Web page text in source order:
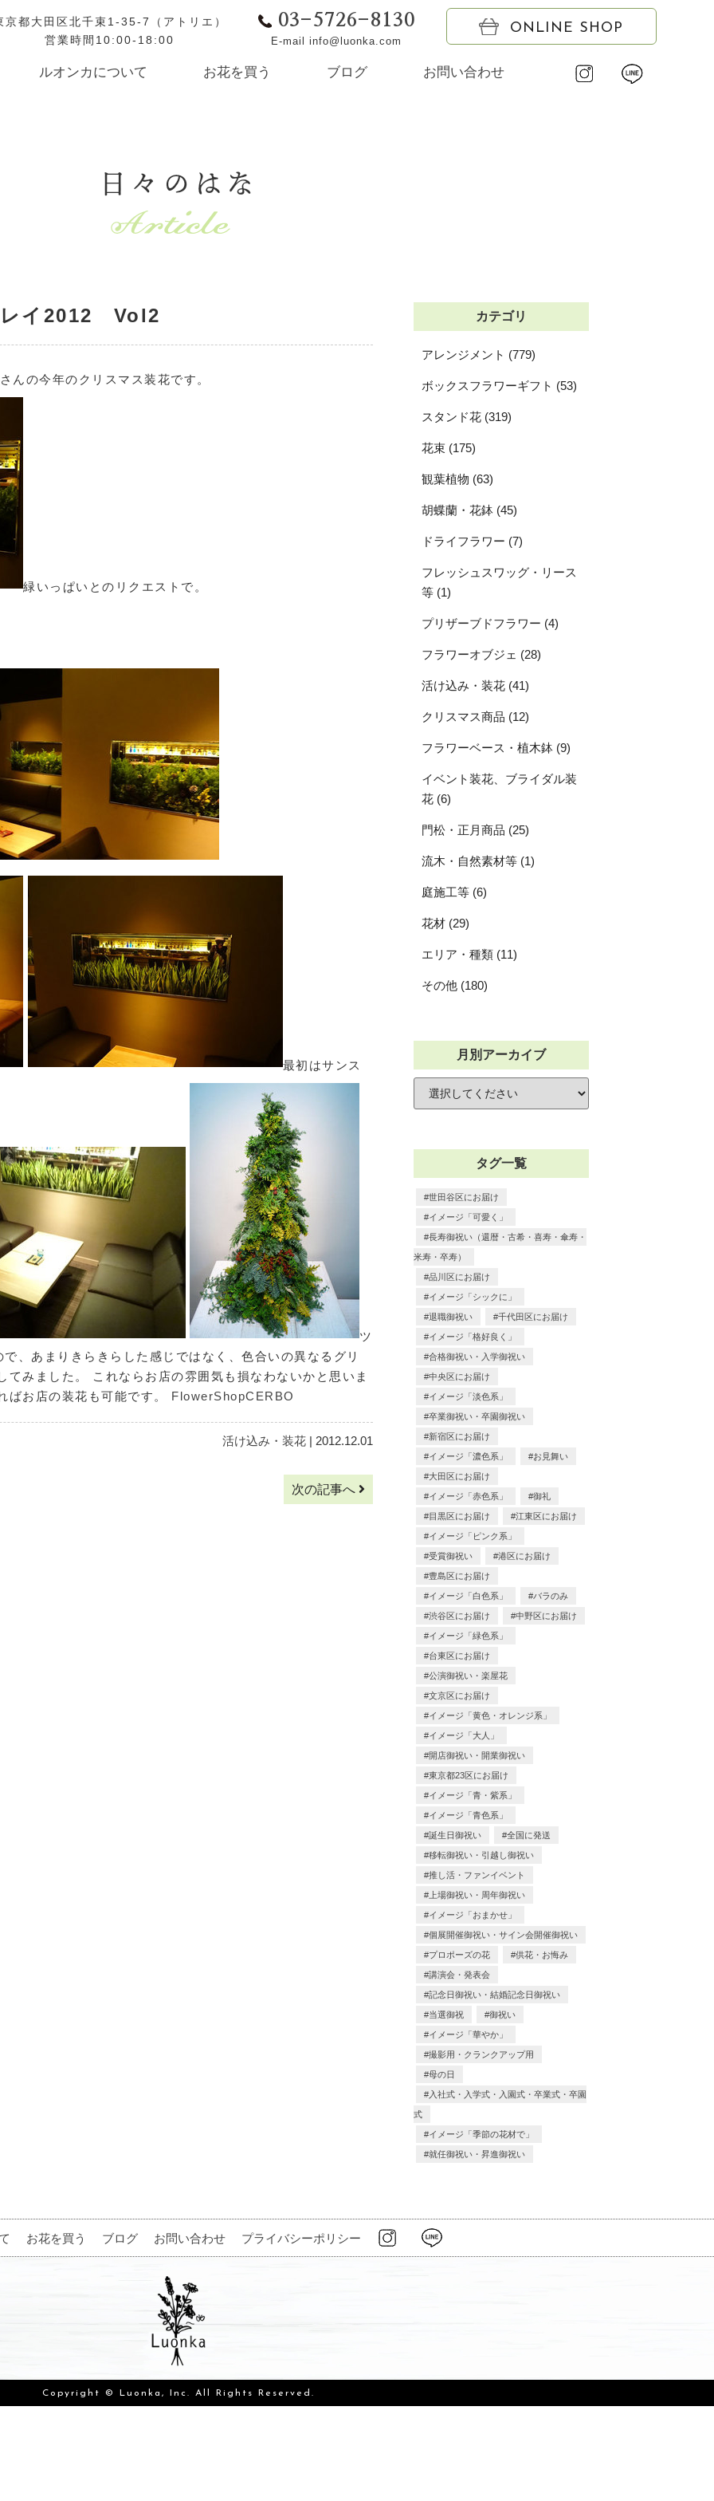
京都大田区北千束1-35-7（アトリエ）
営業時間10:00-18:00
03-5726-8130
E-mail info@luonka.com
ONLINE SHOP
ルオンカについて お花を買う ブログ お問い合わせ
日々のはな
イ2012 Vol2
んの今年のクリスマス装花です。
緑いっぱいとのリクエストで。
最初はサンス
ツ
、あまりきらきらした感じではなく、色合いの異なるグリ
てみました。 これならお店の雰囲気も損なわないかと思いま
ばお店の装花も可能です。 FlowerShopCERBO
活け込み・装花| 2012.12.01
次の記事へ
カテゴリ
アレンジメント (779)
ボックスフラワーギフト (53)
スタンド花 (319)
花束 (175)
観葉植物 (63)
胡蝶蘭・花鉢 (45)
ドライフラワー (7)
フレッシュスワッグ・リース
等 (1)
プリザーブドフラワー (4)
フラワーオブジェ (28)
活け込み・装花 (41)
クリスマス商品 (12)
フラワーベース・植木鉢 (9)
イベント装花、ブライダル装
花 (6)
門松・正月商品 (25)
流木・自然素材等 (1)
庭施工等 (6)
花材 (29)
エリア・種類 (11)
その他 (180)
月別アーカイブ
タグ一覧
世田谷区にお届け
イメージ「可愛く」
長寿御祝い（還暦・古希・喜寿・傘寿・
米寿・卒寿）
品川区にお届け
イメージ「シックに」
退職御祝い 千代田区にお届け
イメージ「格好良く」
合格御祝い・入学御祝い
中央区にお届け
イメージ「淡色系」
卒業御祝い・卒園御祝い
新宿区にお届け
イメージ「濃色系」 お見舞い
大田区にお届け
イメージ「赤色系」 御礼
目黒区にお届け 江東区にお届け
イメージ「ピンク系」
受賞御祝い 港区にお届け
豊島区にお届け
イメージ「白色系」 バラのみ
渋谷区にお届け 中野区にお届け
イメージ「緑色系」
台東区にお届け
公演御祝い・楽屋花
文京区にお届け
イメージ「黄色・オレンジ系」
イメージ「大人」
開店御祝い・開業御祝い
東京都23区にお届け
イメージ「青・紫系」
イメージ「青色系」
誕生日御祝い 全国に発送
移転御祝い・引越し御祝い
推し活・ファンイベント
上場御祝い・周年御祝い
イメージ「おまかせ」
個展開催御祝い・サイン会開催御祝い
プロポーズの花 供花・お悔み
講演会・発表会
記念日御祝い・結婚記念日御祝い
当選御祝 御祝い
イメージ「華やか」
撮影用・クランクアップ用
母の日
入社式・入学式・入園式・卒業式・卒園
式
イメージ「季節の花材で」
就任御祝い・昇進御祝い
お花を買う ブログ お問い合わせ プライバシーポリシー
Copyright © Luonka, Inc. All Rights Reserved.